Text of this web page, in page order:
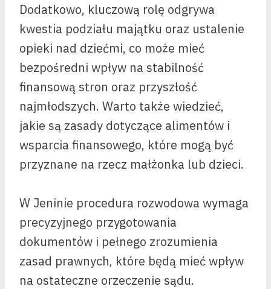
Dodatkowo, kluczową rolę odgrywa
kwestia podziału majątku oraz ustalenie
opieki nad dziećmi, co może mieć
bezpośredni wpływ na stabilność
finansową stron oraz przyszłość
najmłodszych. Warto także wiedzieć,
jakie są zasady dotyczące alimentów i
wsparcia finansowego, które mogą być
przyznane na rzecz małżonka lub dzieci.
W Jeninie procedura rozwodowa wymaga
precyzyjnego przygotowania
dokumentów i pełnego zrozumienia
zasad prawnych, które będą mieć wpływ
na ostateczne orzeczenie sądu.